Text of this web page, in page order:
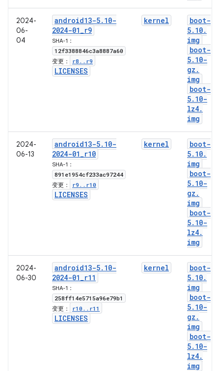
2024-
06-
04
android13-5. 10-
2024-01_r9
SHA-1：
12f3388846c3a8887a60
变更： r8 . . r9
LICENSES
kernel
boot-
5. 10.
img
boot-
5. 10-
gz .
img
boot-
5. 10-
lz4.
img
2024-
06-13
android13-5. 10-
2024-01_r10
SHA-1：
891e1954cf233ac97244
变更： r9 . . r10
LICENSES
kernel
boot-
5. 10.
img
boot-
5. 10-
gz .
img
boot-
5. 10-
lz4.
img
2024-
06-30
android13-5. 10-
2024-01_r11
SHA-1：
258ff14e5715a96e79b1
变更： r10 . . r11
LICENSES
kernel
boot-
5. 10.
img
boot-
5. 10-
gz .
img
boot-
5. 10-
lz4.
img